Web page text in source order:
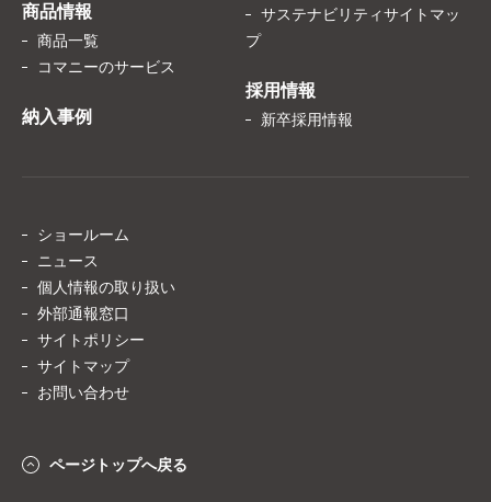
商品情報
商品一覧
コマニーのサービス
納入事例
サステナビリティサイトマッ
プ
採用情報
新卒採用情報
ショールーム
ニュース
個人情報の取り扱い
外部通報窓口
サイトポリシー
サイトマップ
お問い合わせ
ページトップへ戻る